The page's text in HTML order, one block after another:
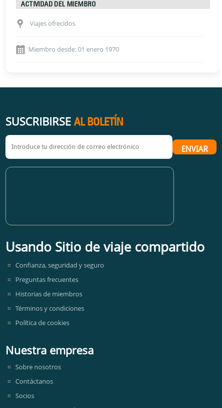
ACTIVIDAD DEL MIEMBRO
Viajes ofrecidos
Miembro desde: 01 enero 1970
SUSCRIBIRSEAL BOLETÍN
Usando Sitio de viaje compartido
Confianza, seguridad y seguro
Preguntas frecuentes
Historias de miembros
Términos y condiciones
Política de cookies
Nuestra empresa
Sobre nosotros
Contáctanos
Socios